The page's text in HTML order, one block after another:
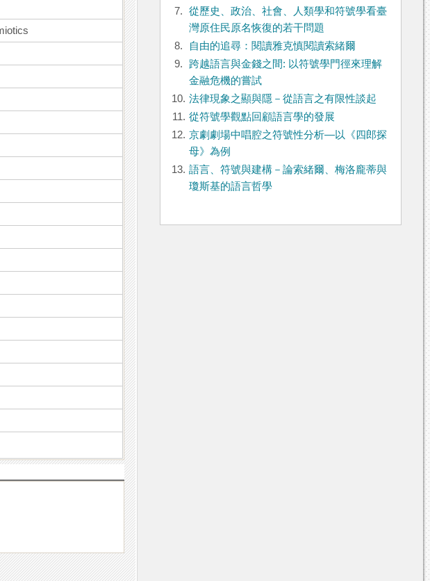
7.
從歷史、政治、社會、人類學和符號學看臺
灣原住民原名恢復的若干問題
8.
自由的追尋：閱讀雅克慎閱讀索緒爾
9.
跨越語言與金錢之間: 以符號學門徑來理解
金融危機的嘗試
10. 法律現象之顯與隱－從語言之有限性談起
11. 從符號學觀點回顧語言學的發展
12. 京劇劇場中唱腔之符號性分析—以《四郎探
母》為例
13. 語言、符號與建構－論索緒爾、梅洛龐蒂與
瓊斯基的語言哲學